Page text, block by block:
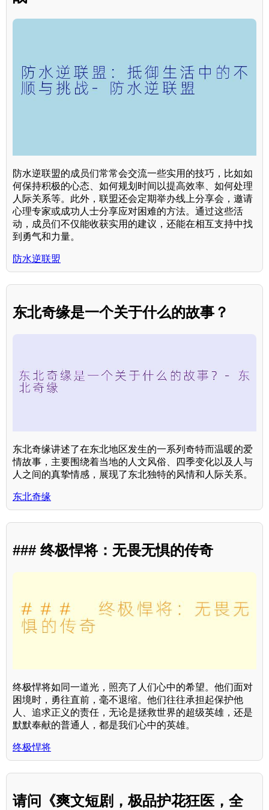
防水逆联盟的成员们常常会交流一些实用的技巧，比如如
何保持积极的心态、如何规划时间以提高效率、如何处理
人际关系等。此外，联盟还会定期举办线上分享会，邀请
心理专家或成功人士分享应对困难的方法。通过这些活
动，成员们不仅能收获实用的建议，还能在相互支持中找
到勇气和力量。
防水逆联盟
东北奇缘是一个关于什么的故事？
东北奇缘讲述了在东北地区发生的一系列奇特而温暖的爱
情故事，主要围绕着当地的人文风俗、四季变化以及人与
人之间的真挚情感，展现了东北独特的风情和人际关系。
东北奇缘
### 终极悍将：无畏无惧的传奇
终极悍将如同一道光，照亮了人们心中的希望。他们面对
困境时，勇往直前，毫不退缩。他们往往承担起保护他
人、追求正义的责任，无论是拯救世界的超级英雄，还是
默默奉献的普通人，都是我们心中的英雄。
终极悍将
请问《爽文短剧，极品护花狂医，全